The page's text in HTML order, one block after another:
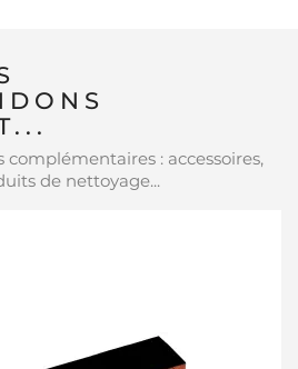
complémentaires : accessoires,
de nettoyage...